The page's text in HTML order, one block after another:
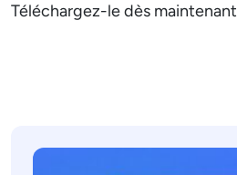
Téléchargez-le dès maintenant